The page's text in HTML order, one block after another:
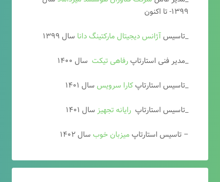
۱۳۹۹- تا اکنون
_تاسیسآژانس دیجیتال مارکتینگ دانا سال ۱۳۹۹
_مدیر فنی استارتاپرفاهی تیکت سال ۱۴۰۰
_تاسیس استارتاپکارا سرویس سال ۱۴۰۱
_تاسیس استارتاپ رایانه تجهیز سال ۱۴۰۱
– تاسیس استارتاپ میزبان خوب سال ۱۴۰۲